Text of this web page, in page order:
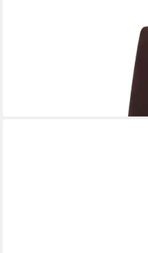
Polsterstuhl LUDWIK 108 –
komfortablem Polster,